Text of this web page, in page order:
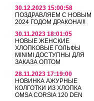
30.12.2023 15:00:58
ПОЗДРАВЛЯЕМ С НОВЫМ
2024 ГОДОМ ДРАКОНА!!!
30.11.2023 18:01:05
НОВЫЕ ЖЕНСКИЕ
ХЛОПКОВЫЕ ГОЛЬФЫ
MINIMI ДОСТУПНЫ ДЛЯ
ЗАКАЗА ОПТОМ
28.11.2023 17:19:00
НОВИНКА АЖУРНЫЕ
КОЛГОТКИ ИЗ ХЛОПКА
OMSA CORSIA 120 DEN